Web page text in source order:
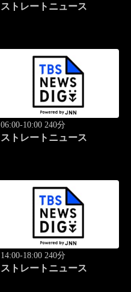
ストレートニュース
06:00-10:00 240分
ストレートニュース
14:00-18:00 240分
ストレートニュース